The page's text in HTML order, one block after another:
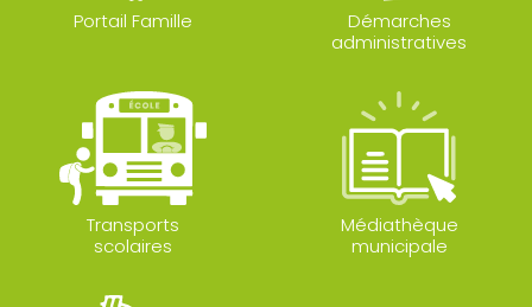
Portail Famille
Démarches
administratives
Transports
scolaires
Médiathèque
municipale